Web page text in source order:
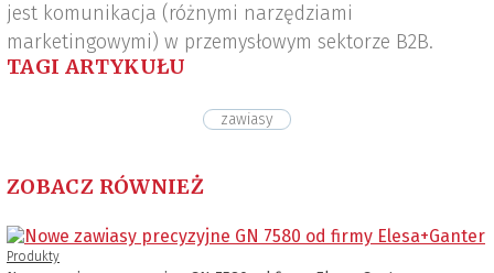
jest komunikacja (różnymi narzędziami
marketingowymi) w przemysłowym sektorze B2B.
TAGI ARTYKUŁU
zawiasy
ZOBACZ RÓWNIEŻ
Produkty